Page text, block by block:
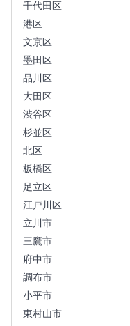
千代田区
港区
文京区
墨田区
品川区
大田区
渋谷区
杉並区
北区
板橋区
足立区
江戸川区
立川市
三鷹市
府中市
調布市
小平市
東村山市